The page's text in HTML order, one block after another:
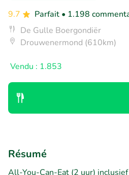
9.7
Parfait • 1.198
De Gulle Boergondiër
Drouwenermond (610km)
Vendu : 1.853
Résumé
All-You-Can-Eat (2 uur)